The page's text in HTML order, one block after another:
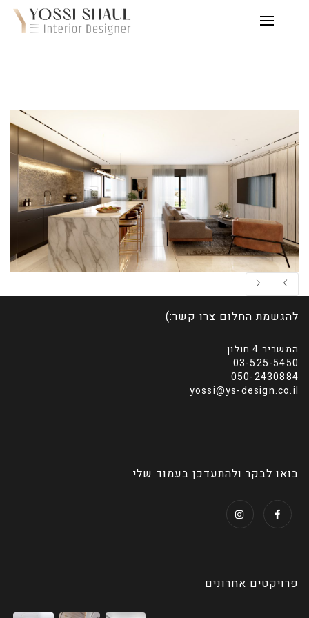
להגשמת החלום צרו קשר:)
המשביר 4 חולון
03-525-5450
050-2430884
yossi@ys-design.co.il
בואו לבקר ולהתעדכן בעמוד שלי
פרויקטים אחרונים